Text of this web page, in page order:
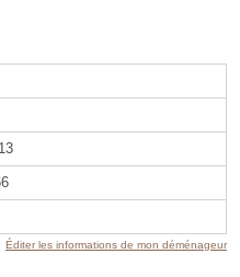
Éditer les informations de mon déménageur